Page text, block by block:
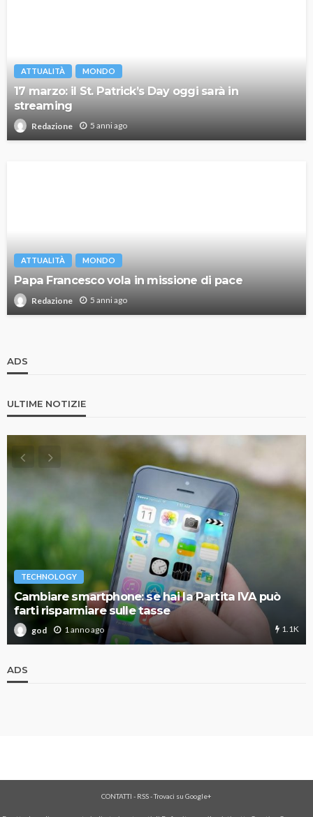
ATTUALITÀ MONDO
17 marzo: il St. Patrick’s Day oggi sarà in
streaming
Redazione 5 anni ago
ATTUALITÀ MONDO
Papa Francesco vola in missione di pace
Redazione 5 anni ago
ADS
ULTIME NOTIZIE
TECHNOLOGY
Cambiare smartphone: se hai la Partita IVA può
farti risparmiare sulle tasse
god 1 anno ago 1.1K
ADS
CONTATTI - RSS-Trovaci su Google+